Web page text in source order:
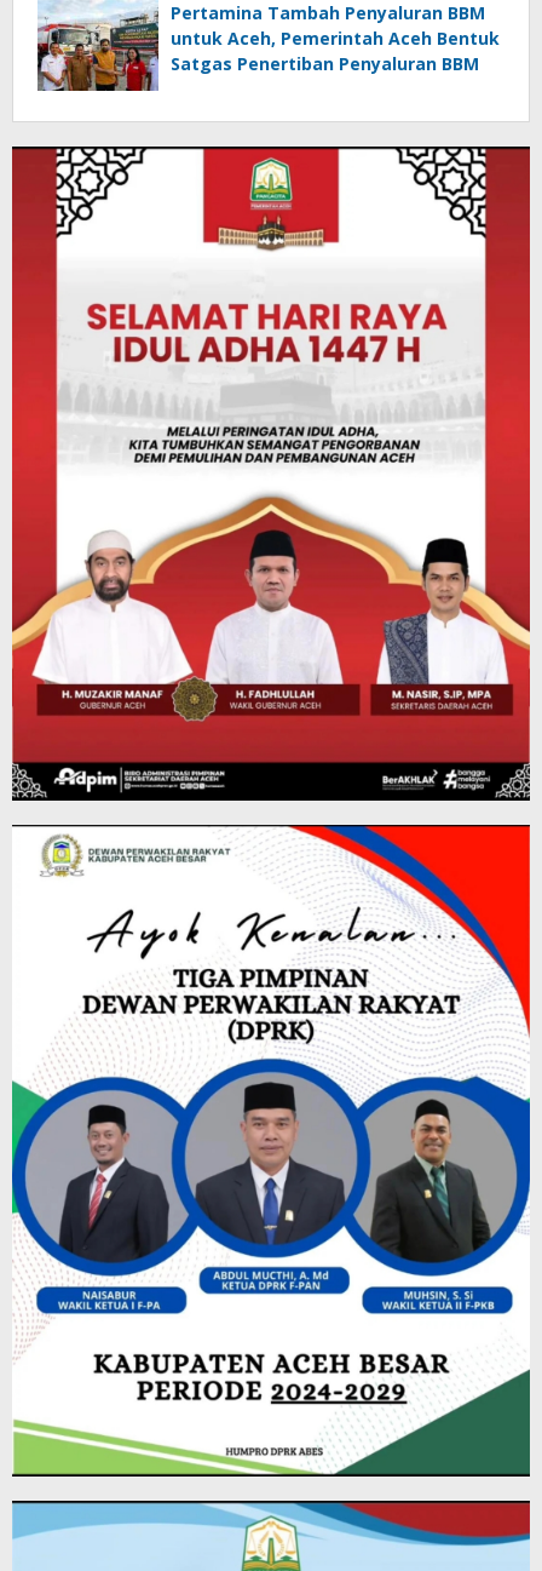
Pertamina Tambah Penyaluran BBM
untuk Aceh, Pemerintah Aceh Bentuk
Satgas Penertiban Penyaluran BBM